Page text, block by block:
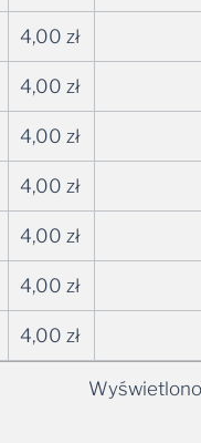
4,00 zł
4,00 zł
4,00 zł
4,00 zł
4,00 zł
4,00 zł
4,00 zł